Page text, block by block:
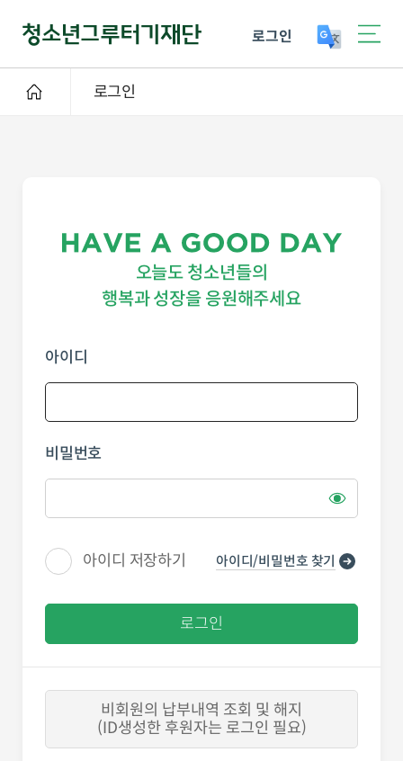
로그인
로그인
오늘도 청소년들의
행복과 성장을 응원해주세요
아이디
비밀번호
아이디 저장하기 아이디/비밀번호 찾기
로그인
비회원의 납부내역 조회 및 해지
(ID생성한 후원자는 로그인 필요)